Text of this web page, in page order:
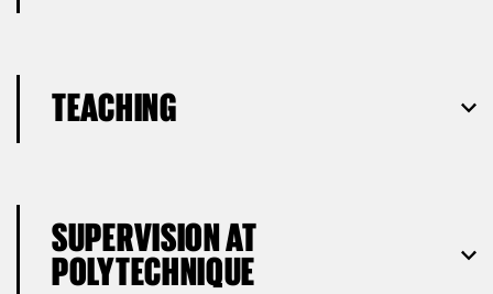
TEACHING
SUPERVISION AT
POLYTECHNIQUE